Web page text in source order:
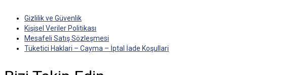
Gizlilik ve Güvenlik
Kişisel Veriler Politikası
Mesafeli Satış Sözleşmesi
Tüketici Haklari – Cayma – İptal İade Koşullari